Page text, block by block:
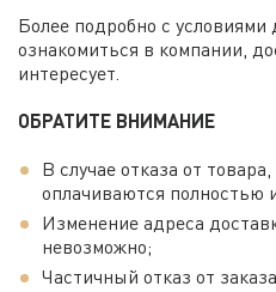
Более подробно с условиями
ознакомиться в компании,
интересует.
ОБРАТИТЕ ВНИМАНИЕ
В случае отказа от
оплачиваются полностью
Изменение адреса
невозможно;
Частичный отказ от